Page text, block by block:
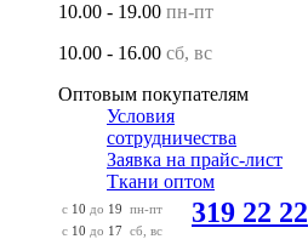
10.00 - 19.00 пн-пт
10.00 - 16.00 сб, вс
Оптовым покупателям
Условия
сотрудничества
Заявка на прайс-лист
Ткани оптом
с 10 до 19
пн-пт
с 10 до 17 сб, вс
319 22 22